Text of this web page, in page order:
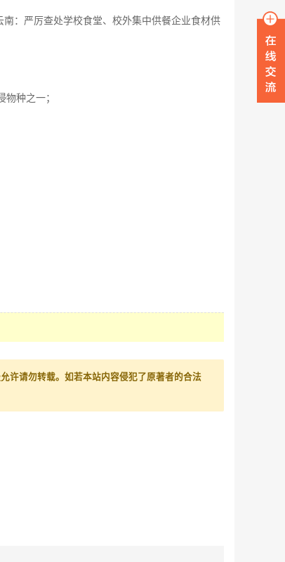
：严厉查处学校食堂、校外集中供餐企业食材供
种之一；
许请勿转载。如若本站内容侵犯了原著者的合法